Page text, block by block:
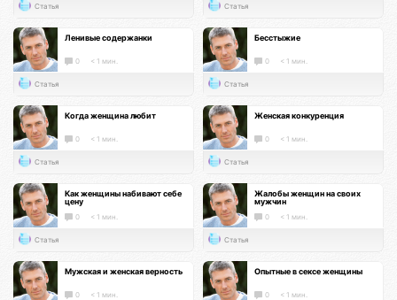
Статья Статья
Ленивые содержанки
0 < 1 мин.
Статья
Бесстыжие
0 < 1 мин.
Статья
Когда женщина любит
0 < 1 мин.
Статья
Женская конкуренция
0 < 1 мин.
Статья
Как женщины набивают себе
цену
0 < 1 мин.
Статья
Жалобы женщин на своих
мужчин
0 < 1 мин.
Статья
Мужская и женская верность
0 < 1 мин.
Опытные в сексе женщины
0 < 1 мин.